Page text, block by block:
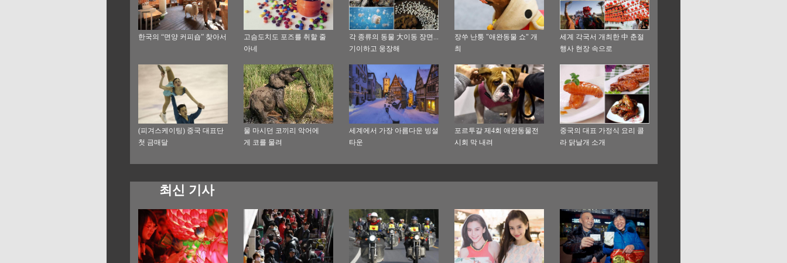
한국의 “면양 커피숍” 찾아서
고슴도치도 포즈를 취할 줄
아네
각 종류의 동물 大이동 장면...
기이하고 웅장해
장쑤 난퉁 "애완동물 쇼" 개
최
세계 각국서 개최한 中 춘절
행사 현장 속으로
(피겨스케이팅) 중국 대표단
첫 금매달
물 마시던 코끼리 악어에
게 코를 물려
세계에서 가장 아름다운 빙설
타운
포르투갈 제4회 애완동물전
시회 막 내려
중국의 대표 가정식 요리 콜
라 닭날개 소개
최신 기사